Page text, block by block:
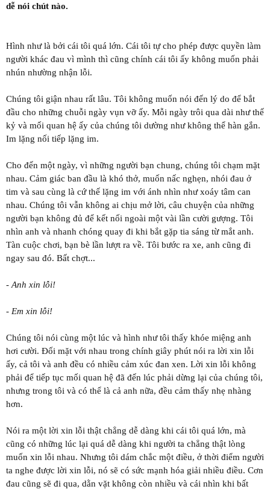
dễ nói chút nào.
Hình như là bởi cái tôi quá lớn. Cái tôi tự cho phép được quyền làm
người khác đau vì mình thì cũng chính cái tôi ấy không muốn phải
nhún nhường nhận lỗi.
Chúng tôi giận nhau rất lâu. Tôi không muốn nói đến lý do để bắt
đầu cho những chuỗi ngày vụn vỡ ấy. Mỗi ngày trôi qua dài như thế
kỷ và mối quan hệ ấy của chúng tôi dường như không thể hàn gắn.
Im lặng nối tiếp lặng im.
Cho đến một ngày, vì những người bạn chung, chúng tôi chạm mặt
nhau. Cảm giác ban đầu là khó thở, muốn nấc nghẹn, nhói đau ở
tim và sau cùng là cứ thế lặng im với ánh nhìn như xoáy tâm can
nhau. Chúng tôi vẫn không ai chịu mở lời, câu chuyện của những
người bạn không đủ để kết nối ngoài một vài lần cười gượng. Tôi
nhìn anh và nhanh chóng quay đi khi bắt gặp tia sáng từ mắt anh.
Tàn cuộc chơi, bạn bè lần lượt ra về. Tôi bước ra xe, anh cũng đi
ngay sau đó. Bất chợt...
- Anh xin lỗi!
- Em xin lỗi!
Chúng tôi nói cùng một lúc và hình như tôi thấy khóe miệng anh
hơi cười. Đối mặt với nhau trong chính giây phút nói ra lời xin lỗi
ấy, cả tôi và anh đều có nhiều cảm xúc đan xen. Lời xin lỗi không
phải để tiếp tục mối quan hệ đã đến lúc phải dừng lại của chúng tôi,
nhưng trong tôi và có thể là cả anh nữa, đều cảm thấy nhẹ nhàng
hơn.
Nói ra một lời xin lỗi thật chẳng dễ dàng khi cái tôi quá lớn, mà
cũng có những lúc lại quá dễ dàng khi người ta chẳng thật lòng
muốn xin lỗi nhau. Nhưng tôi dám chắc một điều, ở thời điểm người
ta nghe được lời xin lỗi, nó sẽ có sức mạnh hóa giải nhiều điều. Cơn
đau cũng sẽ đi qua, dằn vặt không còn nhiều và cái nhìn khi bất